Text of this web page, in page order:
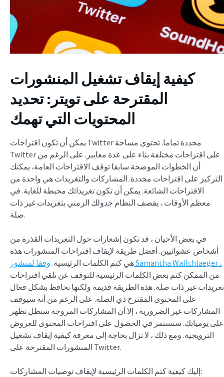
كيفية إيقاف تشغيل المنشورات
المقترحة على تويتر : تحديد
المحتويات التي تهمك
يمكن أن تكون اقتراحات Twitter محددة تماما. تحتوي مساحة
Twitter على اقتراحات مختلفة بناء على عدة معايير. على الرغم من
أن الخطوات الموضحة سابقا توقف الاقتراحات العامة، يمكنك
التركيز على اقتراحات محددة. المشاركات والتغريدات هي واحدة من
الاقتراحات الشائعة. يمكن أن تكون تغريداتك محبطة للغاية. في
معظم الأوقات ، يقصف النظام جدولك الزمني بتغريدات غير ذات
صلة.
في بعض الأحيان ، قد تكون إشعارات حول التغريدات القذرة من
أشخاص عشوائيين. أفضل طريقة لإيقاف اقتراحات المنشورات هذه
هي كتم الكلمات الرئيسية.وفقا لمنشور Samantha Wallchlaeger ،
من الممكن كتم بعض الكلمات الرئيسية للتوقف عن تلقي اقتراحات
تغريدات غير ذات صلة. هذه الطريقة قديمة ولكنها تحافظ بشكل فعال
على المحتوى المقترح ذي الصلة. على الرغم من أنه سيوقف
المشاركات غير الضرورية ، إلا أن المشاركات المروجة ستظل تظهر
على يومياتك. ستستمر في الحصول على اقتراحات المحتوى للعروض
الترويجية. ومع ذلك ، لا تزال بحاجة إلى معرفة كيفية إيقاف تشغيل
المنشورات المقترحة على Twitter.
إليك كيفية كتم الكلمات الرئيسية لإيقاف توصيات المشاركات: